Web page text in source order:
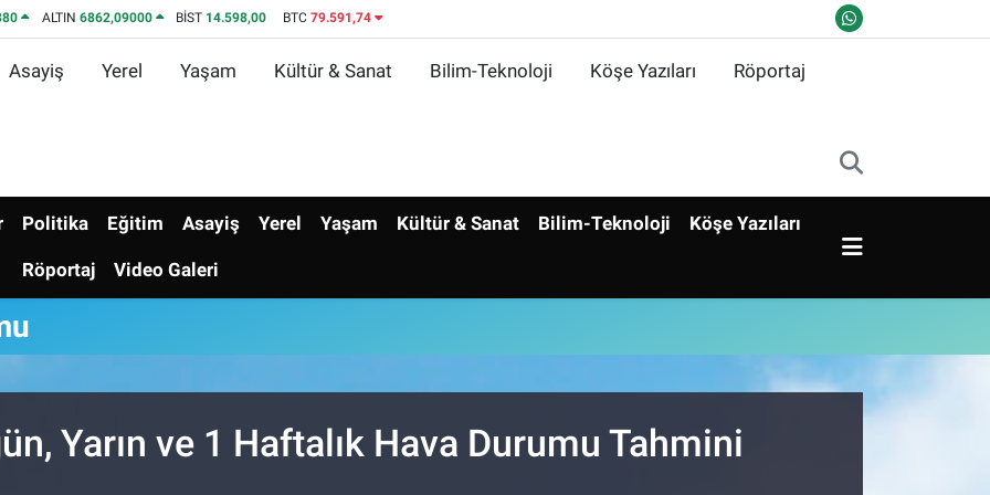
ALTIN 6862,09000 BİST 14.598,00 BTC 79.591,74
Asayiş Yerel Yaşam Kültür & Sanat Bilim-Teknoloji Köşe Yazıları Röportaj
Politika Eğitim Asayiş Yerel Yaşam Kültür & Sanat Bilim-Teknoloji Köşe Yazıları
Röportaj Video Galeri
Yarın ve 1 Haftalık Hava Durumu Tahmini